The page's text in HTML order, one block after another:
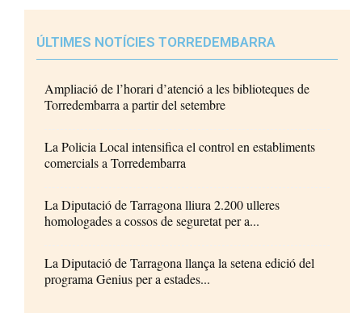
ÚLTIMES NOTÍCIES TORREDEMBARRA
Ampliació de l’horari d’atenció a les biblioteques de
Torredembarra a partir del setembre
La Policia Local intensifica el control en establiments
comercials a Torredembarra
La Diputació de Tarragona lliura 2.200 ulleres
homologades a cossos de seguretat per a...
La Diputació de Tarragona llança la setena edició del
programa Genius per a estades...